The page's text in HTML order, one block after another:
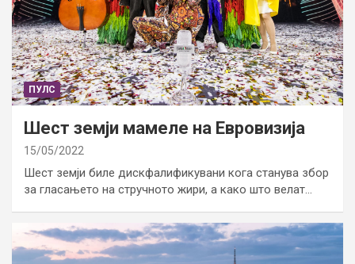
ПУЛС
Шест земји мамеле на Евровизија
15/05/2022
Шест земји биле дискфалификувани кога станува збор
за гласањето на стручното жири, а како што велат…